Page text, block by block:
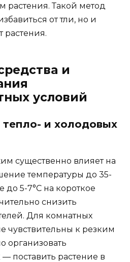
растения. Такой метод
от тли, но и
растения.
и
условий
тепло- и холодовых
существенно влияет на
температуры до 35-
5-7°C на короткое
снизить
Для комнатных
чувствительны к резким
организовать
поставить растение в